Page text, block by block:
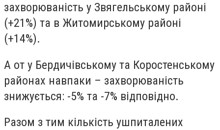
захворюваність у Звягельському районі
(+21%) та в Житомирському районі
(+14%).
А от у Бердичівському та Коростенському
районах навпаки – захворюваність
знижується: -5% та -7% відповідно.
Разом з тим кількість ушпиталених